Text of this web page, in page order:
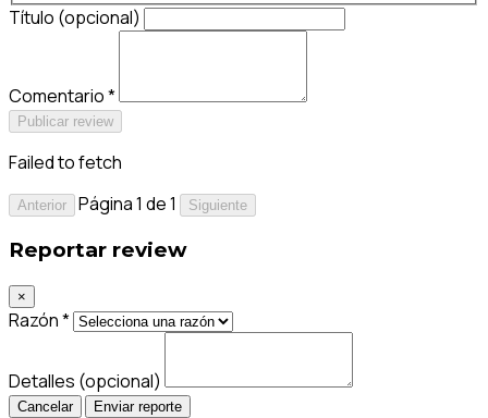
Título (opcional)
Comentario *
Publicar review
Failed to fetch
Anterior Página 1 de 1 Siguiente
Reportar review
×
Razón *
Detalles (opcional)
Cancelar Enviar reporte